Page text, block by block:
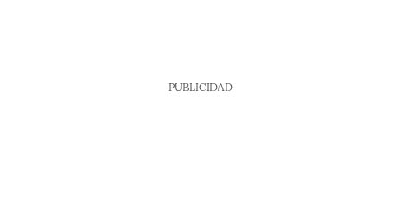
PUBLICIDAD